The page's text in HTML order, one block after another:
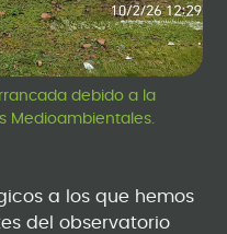
debido a la
Medioambientales.
a los que hemos
del observatorio